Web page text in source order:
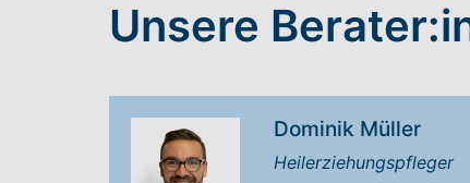
Unsere
Dominik Müller
Heilerziehungspfleger